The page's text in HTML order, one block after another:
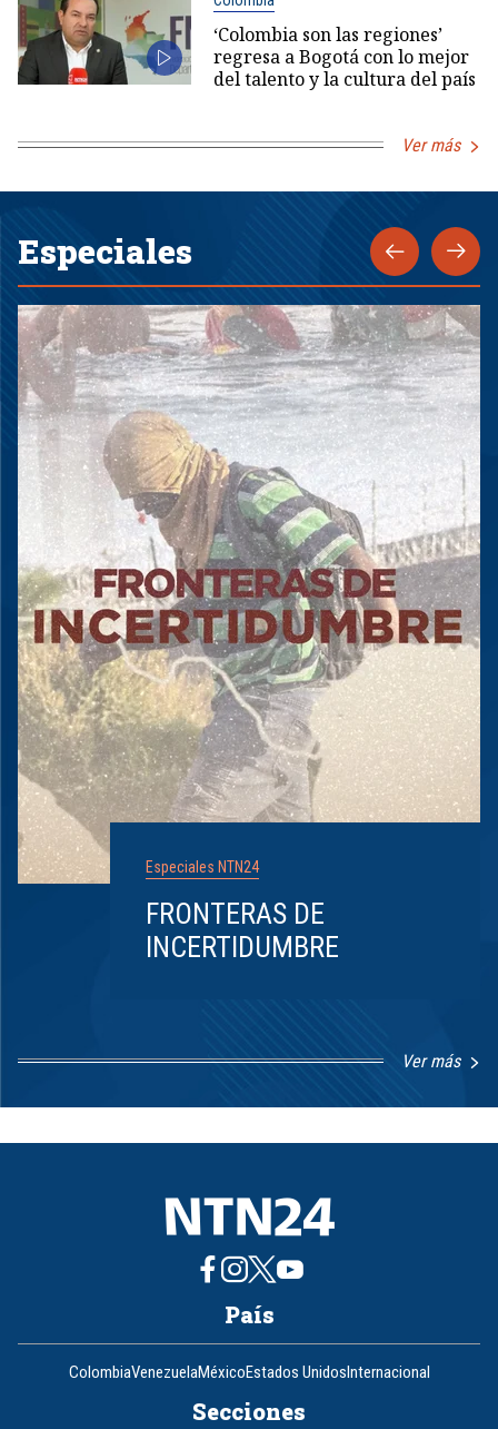
‘Colombia son las regiones’
regresa a Bogotá con lo mejor
del talento y la cultura del país
Ver más
Especiales
Especiales NTN24
FRONTERAS DE
INCERTIDUMBRE
Ver más
8
País
ColombiaVenezuelaMéxicoEstados UnidosInternacional
Secciones